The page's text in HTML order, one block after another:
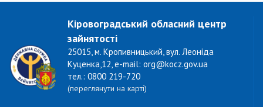
Кіровоградський обласний центр
зайнятості
25015, м. Кропивницький, вул. Леоніда
Куценка,12, e-mail: org@kocz.gov.ua
тел.: 0800 219-720
(переглянути на карті)